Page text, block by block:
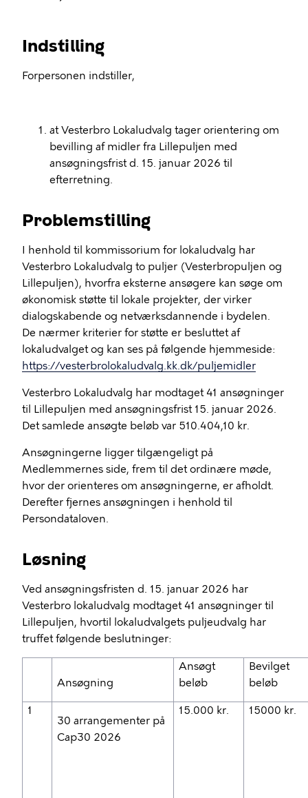
Indstilling
Forpersonen indstiller,
at Vesterbro Lokaludvalg tager orientering om
bevilling af midler fra Lillepuljen med
ansøgningsfrist d. 15. januar 2026 til
efterretning.
Problemstilling
I henhold til kommissorium for lokaludvalg har
Vesterbro Lokaludvalg to puljer (Vesterbropuljen og
Lillepuljen), hvorfra eksterne ansøgere kan søge om
økonomisk støtte til lokale projekter, der virker
dialogskabende og netværksdannende i bydelen.
De nærmer kriterier for støtte er besluttet af
lokaludvalget og kan ses på følgende hjemmeside:
https://vesterbrolokaludvalg.kk.dk/puljemidler
Vesterbro Lokaludvalg har modtaget 41 ansøgninger
til Lillepuljen med ansøgningsfrist 15. januar 2026.
Det samlede ansøgte beløb var 510.404,10 kr.
Ansøgningerne ligger tilgængeligt på
Medlemmernes side, frem til det ordinære møde,
hvor der orienteres om ansøgningerne, er afholdt.
Derefter fjernes ansøgningen i henhold til
Persondataloven.
Løsning
Ved ansøgningsfristen d. 15. januar 2026 har
Vesterbro lokaludvalg modtaget 41 ansøgninger til
Lillepuljen, hvortil lokaludvalgets puljeudvalg har
truffet følgende beslutninger:
Ansøgning
Ansøgt
beløb
Bevilget
beløb
1
30 arrangementer på
Cap30 2026
15.000 kr. 15000 kr.